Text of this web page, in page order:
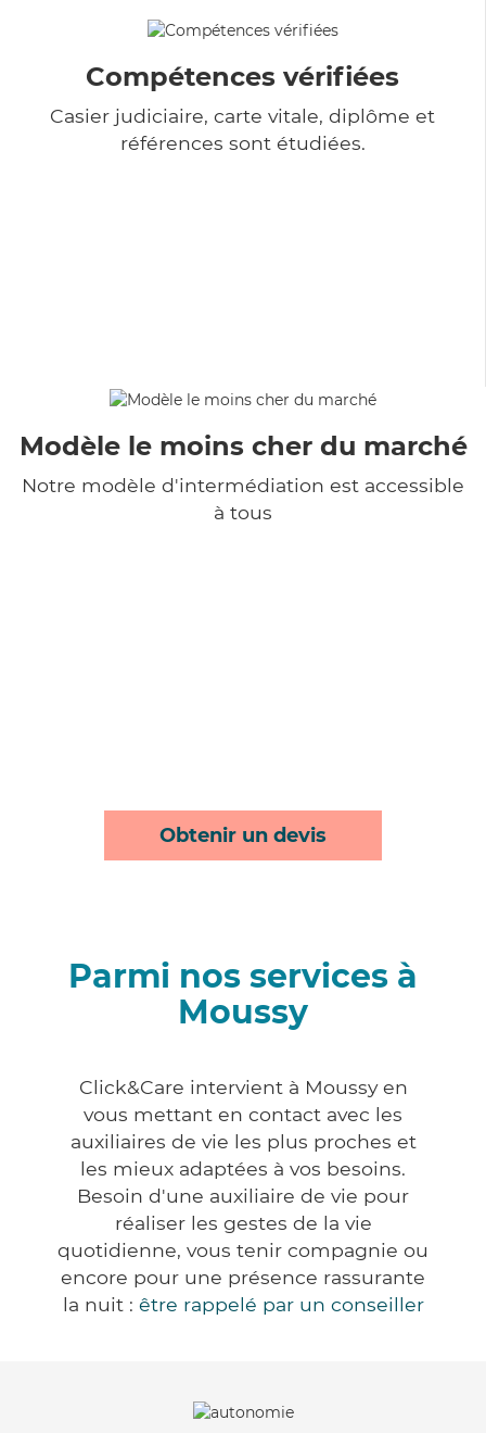
Compétences vérifiées
Casier judiciaire, carte vitale, diplôme et
références sont étudiées.
Modèle le moins cher du marché
Notre modèle d'intermédiation est accessible
à tous
Obtenir un devis
Parmi nos services à
Moussy
Click&Care intervient à Moussy en
vous mettant en contact avec les
auxiliaires de vie les plus proches et
les mieux adaptées à vos besoins.
Besoin d'une auxiliaire de vie pour
réaliser les gestes de la vie
quotidienne, vous tenir compagnie ou
encore pour une présence rassurante
la nuit : être rappelé par un conseiller